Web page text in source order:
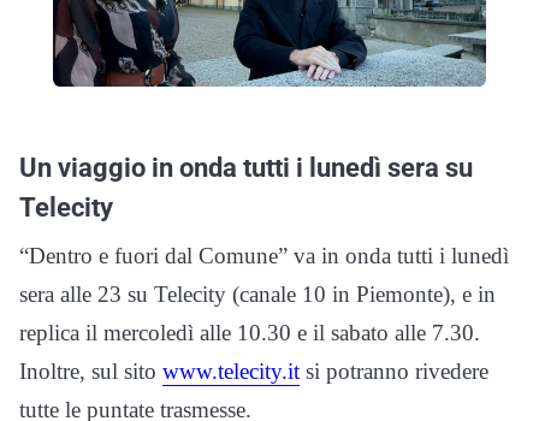
Un viaggio in onda tutti i lunedì sera su
Telecity
“Dentro e fuori dal Comune” va in onda tutti i lunedì
sera alle 23 su Telecity (canale 10 in Piemonte), e in
replica il mercoledì alle 10.30 e il sabato alle 7.30.
Inoltre, sul sito www.telecity.it si potranno rivedere
tutte le puntate trasmesse.